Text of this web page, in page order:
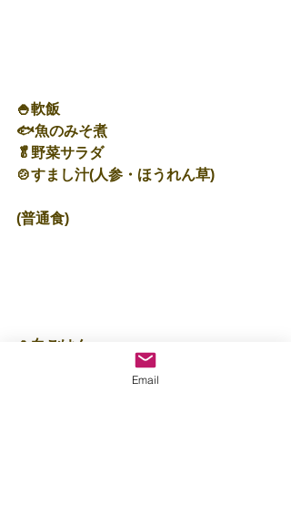
🍚軟飯
🐟魚のみそ煮
🥬野菜サラダ
🍲すまし汁(人参・ほうれん草)
(普通食)
🍚白ごはん
🥗切干大根のサラダ
Email